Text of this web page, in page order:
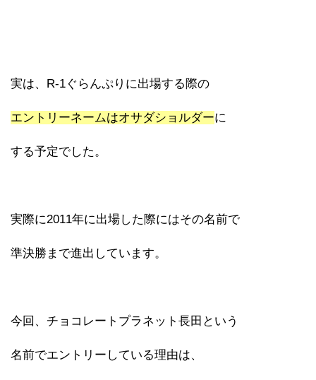
実は、R-1ぐらんぷりに出場する際の
エントリーネームはオサダショルダーに
する予定でした。
実際に2011年に出場した際にはその名前で
準決勝まで進出しています。
今回、チョコレートプラネット長田という
名前でエントリーしている理由は、